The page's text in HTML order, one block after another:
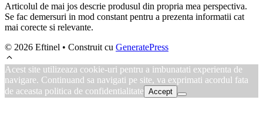
Articolul de mai jos descrie produsul din propria mea perspectiva.
Se fac demersuri in mod constant pentru a prezenta informatii cat
mai corecte si relevante.
© 2026 Eftinel • Construit cu GeneratePress
Acest site utilizeaza cookie-uri pentru a imbunatati experienta de
navigare. Continuand sa navigati pe site, va exprimati acordul fata
de aceasta politica de confidentialitate Accept